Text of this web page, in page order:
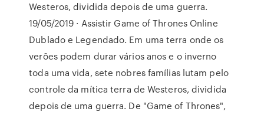
Westeros, dividida depois de uma guerra.
19/05/2019 · Assistir Game of Thrones Online
Dublado e Legendado. Em uma terra onde os
verões podem durar vários anos e o inverno
toda uma vida, sete nobres famílias lutam pelo
controle da mítica terra de Westeros, dividida
depois de uma guerra. De "Game of Thrones",